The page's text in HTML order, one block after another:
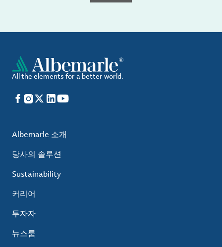
All the elements for a better world.
Facebook
Instagram
X LinkedIn
YouTube
Albemarle 소개
당사의 솔루션
Sustainability
커리어
투자자
뉴스룸